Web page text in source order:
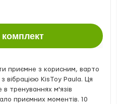
приємне з корисним, варто
вібрацією KisToy Paula. Ця
тренуваннях м'язів
приємних моментів. 10